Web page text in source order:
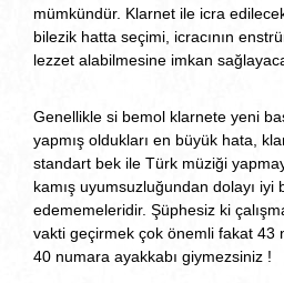
mümkündür. Klarnet ile icra
bilezik hatta seçimi, icracının
lezzet alabilmesine imkan
Genellikle si bemol klarnete yeni
yapmış oldukları en büyük hata,
standart bek ile Türk müziği
kamış uyumsuzluğundan dolayı iyi
edememeleridir. Şüphesiz ki
vakti geçirmek çok önemli fakat 43
40 numara ayakkabı giymezsiniz !